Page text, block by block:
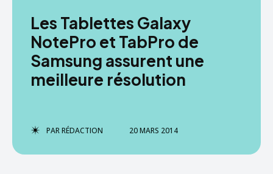
Les Tablettes Galaxy
NotePro et TabPro de
Samsung assurent une
meilleure résolution
PARRÉDACTION 20 MARS 2014